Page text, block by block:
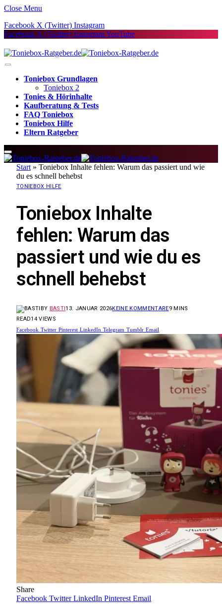
Close Menu
Facebook X (Twitter) Instagram
Facebook X (Twitter) InstagramYouTube
Toniebox Grundlagen
Toniebox 2
Tonies & Hörinhalte
Kaufberatung & Tests
FAQ Toniebox
Toniebox Hilfe
Eltern Ratgeber
Start » Toniebox Inhalte fehlen: Warum das passiert und wie
du es schnell behebst
TONIEBOX HILFE
Toniebox Inhalte
fehlen: Warum das
passiert und wie du es
schnell behebst
BY BASTI13. JANUAR 2026KEINE KOMMENTARE9 MINS
READ14VIEWS
Facebook Twitter Pinterest LinkedIn Telegram Tumblr Email
Share
Facebook Twitter LinkedIn Pinterest Email